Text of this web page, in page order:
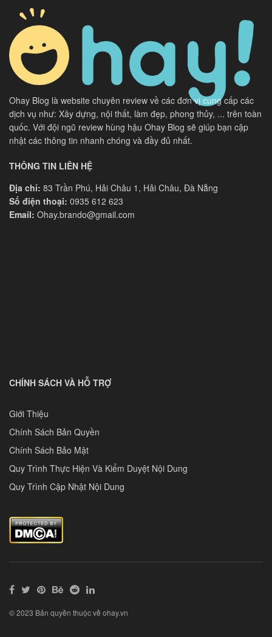
Ohay Blog là website chuyên review về các đơn vị cung cấp các
dịch vụ như: Xây dựng, nội thất, làm đẹp, phong thủy, ... trên toàn
quốc. Với đội ngũ review hùng hậu Ohay Blog sẽ giúp bạn cập
nhật các thông tin nhanh chóng và đầy đủ nhất.
THÔNG TIN LIÊN HỆ
Địa chỉ: 83 Trần Phú, Hải Châu 1, Hải Châu, Đà Nẵng
Số điện thoại: 0935 612 623
Email: Ohay.brando@gmail.com
CHÍNH SÁCH VÀ HỖ TRỢ
Giới Thiệu
Chính Sách Bản Quyền
Chính Sách Bảo Mật
Quy Trình Thực Hiện Và Kiểm Duyệt Nội Dung
Quy Trình Cập Nhật Nội Dung
© 2023 Bản quyền thuộc về ohay.vn